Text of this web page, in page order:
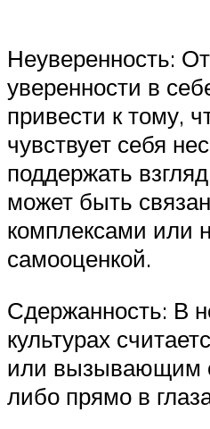
Неуверенность:
уверенности в
привести к тому,
чувствует себя
поддержать
может быть
комплексами или
самооценкой.
Сдержанность: В
культурах
или вызывающим
либо прямо в